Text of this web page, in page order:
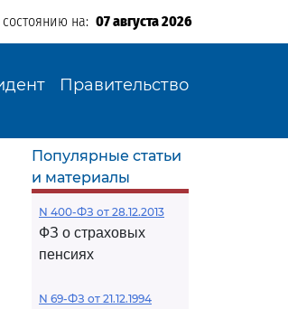
на: 07 августа 2026
Правительство
Популярные статьи
и материалы
N 400-ФЗ от 28.12.2013
ФЗ о страховых
пенсиях
N 69-ФЗ от 21.12.1994